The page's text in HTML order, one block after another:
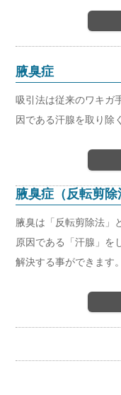
腋臭症
吸引法は従来のワキガ
因である汗腺を取り除
腋臭症（反転剪除
腋臭は「反転剪除法」
原因である「汗腺」を
解決する事ができます。